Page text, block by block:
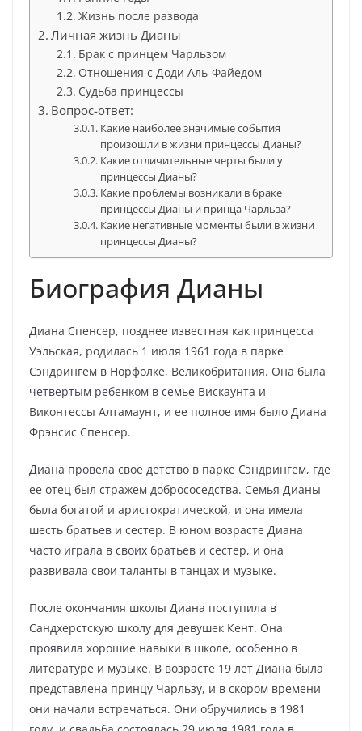
Жизнь после развода
Личная жизнь Дианы
Брак с принцем Чарльзом
Отношения с Доди Аль-Файедом
Судьба принцессы
Вопрос-ответ:
Какие наиболее значимые события
произошли в жизни принцессы Дианы?
Какие отличительные черты были у
принцессы Дианы?
Какие проблемы возникали в браке
принцессы Дианы и принца Чарльза?
Какие негативные моменты были в жизни
принцессы Дианы?
Биография Дианы
Диана Спенсер, позднее известная как принцесса
Уэльская, родилась 1 июля 1961 года в парке
Сэндрингем в Норфолке, Великобритания. Она была
четвертым ребенком в семье Вискаунта и
Виконтессы Алтамаунт, и ее полное имя было Диана
Фрэнсис Спенсер.
Диана провела свое детство в парке Сэндрингем, где
ее отец был стражем добрососедства. Семья Дианы
была богатой и аристократической, и она имела
шесть братьев и сестер. В юном возрасте Диана
часто играла в своих братьев и сестер, и она
развивала свои таланты в танцах и музыке.
После окончания школы Диана поступила в
Сандхерстскую школу для девушек Кент. Она
проявила хорошие навыки в школе, особенно в
литературе и музыке. В возрасте 19 лет Диана была
представлена принцу Чарльзу, и в скором времени
они начали встречаться. Они обручились в 1981